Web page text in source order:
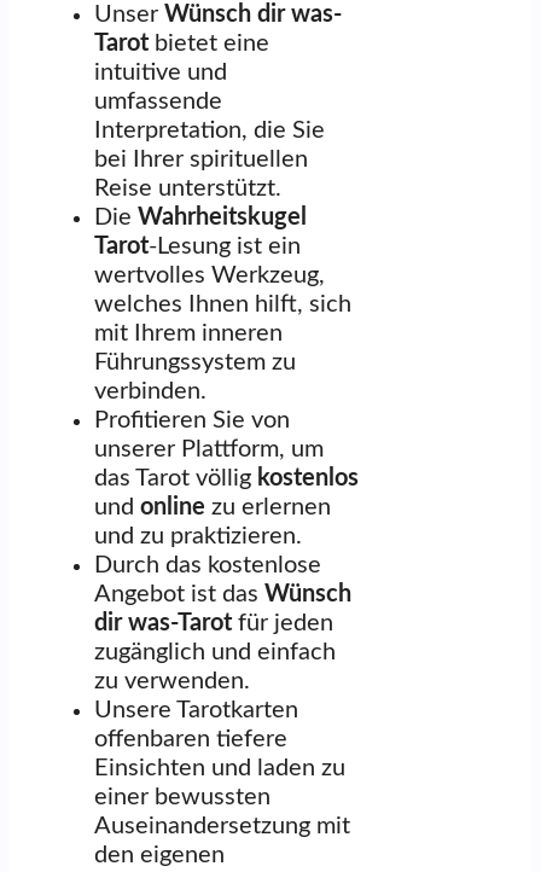
Unser Wünsch dir was-
Tarot bietet eine
intuitive und
umfassende
Interpretation, die Sie
bei Ihrer spirituellen
Reise unterstützt.
Die Wahrheitskugel
Tarot-Lesung ist ein
wertvolles Werkzeug,
welches Ihnen hilft, sich
mit Ihrem inneren
Führungssystem zu
verbinden.
Profitieren Sie von
unserer Plattform, um
das Tarot völlig kostenlos
und online zu erlernen
und zu praktizieren.
Durch das kostenlose
Angebot ist das Wünsch
dir was-Tarot für jeden
zugänglich und einfach
zu verwenden.
Unsere Tarotkarten
offenbaren tiefere
Einsichten und laden zu
einer bewussten
Auseinandersetzung mit
den eigenen